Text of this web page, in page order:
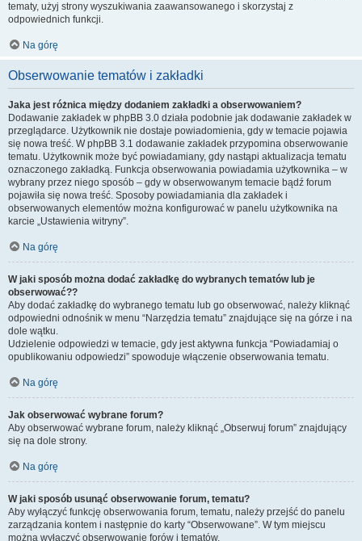
tematy, użyj strony wyszukiwania zaawansowanego i skorzystaj z
odpowiednich funkcji.
Na górę
Obserwowanie tematów i zakładki
Jaka jest różnica między dodaniem zakładki a obserwowaniem?
Dodawanie zakładek w phpBB 3.0 działa podobnie jak dodawanie zakładek w
przeglądarce. Użytkownik nie dostaje powiadomienia, gdy w temacie pojawia
się nowa treść. W phpBB 3.1 dodawanie zakładek przypomina obserwowanie
tematu. Użytkownik może być powiadamiany, gdy nastąpi aktualizacja tematu
oznaczonego zakładką. Funkcja obserwowania powiadamia użytkownika – w
wybrany przez niego sposób – gdy w obserwowanym temacie bądź forum
pojawiła się nowa treść. Sposoby powiadamiania dla zakładek i
obserwowanych elementów można konfigurować w panelu użytkownika na
karcie „Ustawienia witryny”.
Na górę
W jaki sposób można dodać zakładkę do wybranych tematów lub je
obserwować??
Aby dodać zakładkę do wybranego tematu lub go obserwować, należy kliknąć
odpowiedni odnośnik w menu “Narzędzia tematu” znajdujące się na górze i na
dole wątku.
Udzielenie odpowiedzi w temacie, gdy jest aktywna funkcja “Powiadamiaj o
opublikowaniu odpowiedzi” spowoduje włączenie obserwowania tematu.
Na górę
Jak obserwować wybrane forum?
Aby obserwować wybrane forum, należy kliknąć „Obserwuj forum” znajdujący
się na dole strony.
Na górę
W jaki sposób usunąć obserwowanie forum, tematu?
Aby wyłączyć funkcję obserwowania forum, tematu, należy przejść do panelu
zarządzania kontem i następnie do karty “Obserwowane”. W tym miejscu
można wyłączyć obserwowanie forów i tematów.